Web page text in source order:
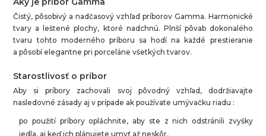
Čistý, pôsobivý a nadčasový vzhľad príborov Gamma. Harmonické
tvary a leštené plochy, ktoré nadchnú. Plnší pôvab dokonalého
tvaru tohto moderného príboru sa hodí na každé prestieranie
a pôsobí elegantne pri porceláne všetkých tvarov.
Starostlivosť o príbor
Aby si príbory zachovali svoj pôvodný vzhľad, dodržiavajte
nasledovné zásady aj v prípade ak používate umývačku riadu :
po použití príbory opláchnite, aby ste z nich odstránili zvyšky
jedla, aj keď ich plánujete umyť až neskôr,